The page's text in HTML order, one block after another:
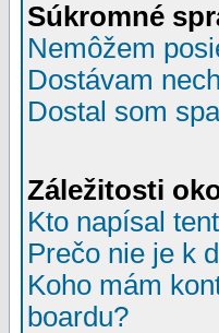
Súkromné
Nemôžem
Dostávam
Dostal som
Záležitosti
Kto napísal
Prečo nie je k
Koho mám
boardu?